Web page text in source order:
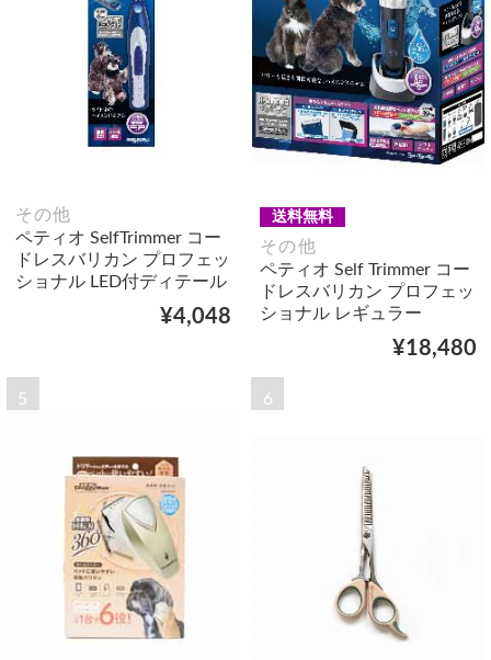
その他
ペティオ SelfTrimmer コー
ドレスバリカン プロフェッ
ショナル LED付ディテール
¥4,048
送料無料
その他
ペティオ Self Trimmer コー
ドレスバリカン プロフェッ
ショナル レギュラー
¥18,480
5 6